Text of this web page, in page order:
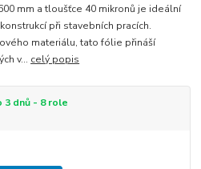
mm a tloušťce 40 mikronů je ideální
při stavebních pracích.
materiálu, tato fólie přináší
v... celý popis
3 dnů - 8 role